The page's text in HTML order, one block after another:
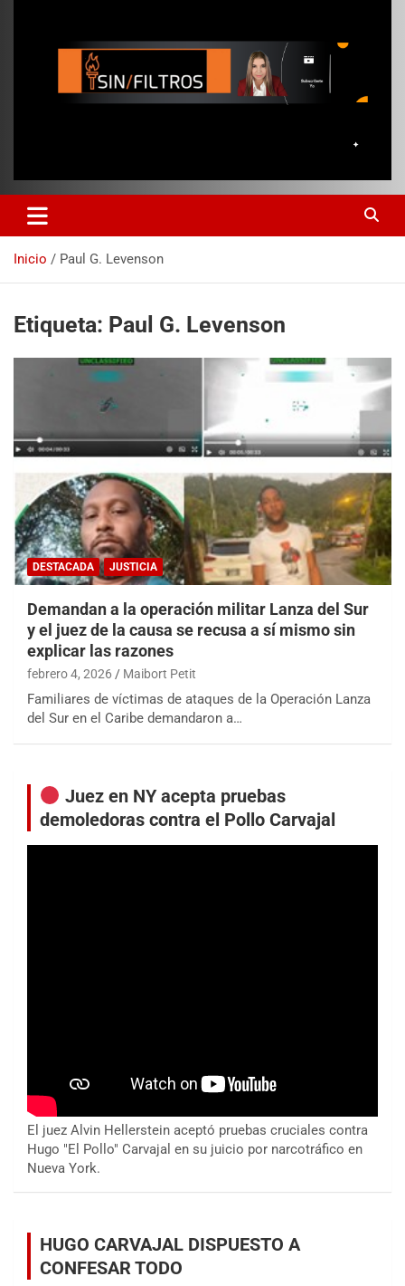
Inicio Paul G. Levenson
Etiqueta: Paul G. Levenson
DESTACADA JUSTICIA
Demandan a la operación militar Lanza del Sur
y el juez de la causa se recusa a sí mismo sin
explicar las razones
febrero 4, 2026 Maibort Petit
Familiares de víctimas de ataques de la Operación Lanza
del Sur en el Caribe demandaron a…
Juez en NY acepta pruebas
demoledoras contra el Pollo Carvajal
El juez Alvin Hellerstein aceptó pruebas cruciales contra
Hugo "El Pollo" Carvajal en su juicio por narcotráfico en
Nueva York.
HUGO CARVAJAL DISPUESTO A
CONFESAR TODO